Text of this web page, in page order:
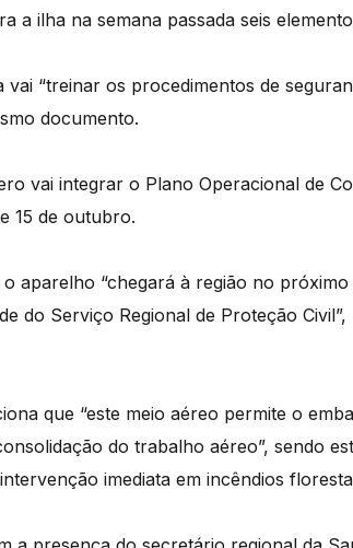
a ilha na semana passada seis
“treinar os procedimentos de
documento.
vai integrar o Plano Operacional de
15 de outubro.
aparelho “chegará à região no próximo
do Serviço Regional de Proteção
que “este meio aéreo permite o
do trabalho aéreo”, sendo
imediata em incêndios